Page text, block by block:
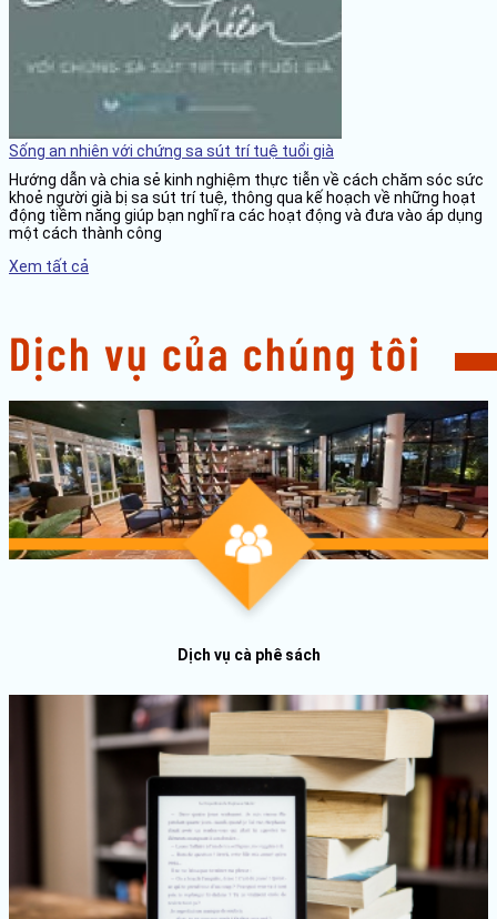
Sống an nhiên với chứng sa sút trí tuệ tuổi già
Hướng dẫn và chia sẻ kinh nghiệm thực tiễn về cách chăm sóc sức
khoẻ người già bị sa sút trí tuệ, thông qua kế hoạch về những hoạt
động tiềm năng giúp bạn nghĩ ra các hoạt động và đưa vào áp dụng
một cách thành công
Xem tất cả
Dịch vụ cà phê sách